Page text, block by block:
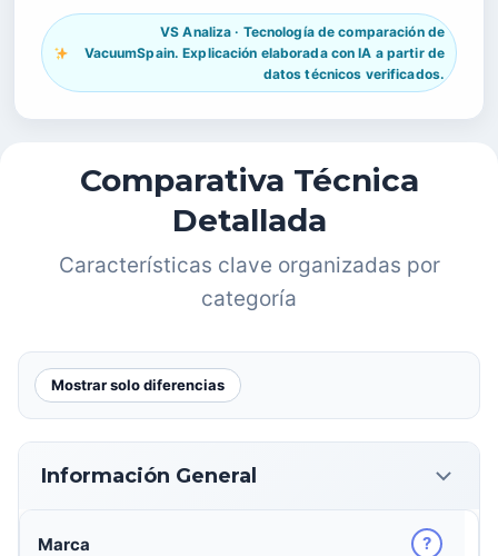
VS Analiza · Tecnología de comparación de
VacuumSpain. Explicación elaborada con IA a partir de
datos técnicos verificados.
Comparativa Técnica
Detallada
Características clave organizadas por
categoría
Mostrar solo diferencias
Información General
Marca ?